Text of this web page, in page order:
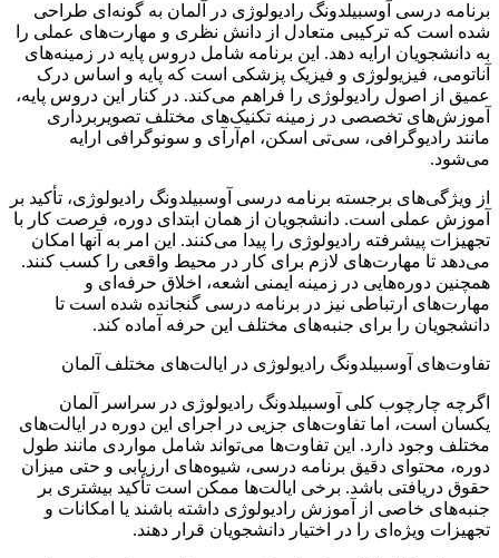
برنامه درسی آوسبیلدونگ رادیولوژی در آلمان به گونه‌ای طراحی
شده است که ترکیبی متعادل از دانش نظری و مهارت‌های عملی را
به دانشجویان ارایه دهد. این برنامه شامل دروس پایه در زمینه‌های
آناتومی، فیزیولوژی و فیزیک پزشکی است که پایه و اساس درک
عمیق از اصول رادیولوژی را فراهم می‌کند. در کنار این دروس پایه،
آموزش‌های تخصصی در زمینه تکنیک‌های مختلف تصویربرداری
مانند رادیوگرافی، سی‌تی اسکن، ام‌آر‌آی و سونوگرافی ارایه
می‌شود.
از ویژگی‌های برجسته برنامه درسی آوسبیلدونگ رادیولوژی، تأکید بر
آموزش عملی است. دانشجویان از همان ابتدای دوره، فرصت کار با
تجهیزات پیشرفته رادیولوژی را پیدا می‌کنند. این امر به آنها امکان
می‌دهد تا مهارت‌های لازم برای کار در محیط واقعی را کسب کنند.
همچنین دوره‌هایی در زمینه ایمنی اشعه، اخلاق حرفه‌ای و
مهارت‌های ارتباطی نیز در برنامه درسی گنجانده شده است تا
دانشجویان را برای جنبه‌های مختلف این حرفه آماده کند.
تفاوت‌های آوسبیلدونگ رادیولوژی در ایالت‌های مختلف آلمان
اگرچه چارچوب کلی آوسبیلدونگ رادیولوژی در سراسر آلمان
یکسان است، اما تفاوت‌های جزیی در اجرای این دوره در ایالت‌های
مختلف وجود دارد. این تفاوت‌ها می‌تواند شامل مواردی مانند طول
دوره، محتوای دقیق برنامه درسی، شیوه‌های ارزیابی و حتی میزان
حقوق دریافتی باشد. برخی ایالت‌ها ممکن است تأکید بیشتری بر
جنبه‌های خاصی از آموزش رادیولوژی داشته باشند یا امکانات و
تجهیزات ویژه‌ای را در اختیار دانشجویان قرار دهند.